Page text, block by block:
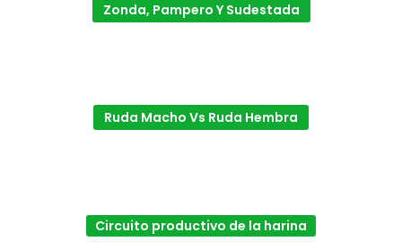
Zonda, Pampero Y Sudestada
Ruda Macho Vs Ruda Hembra
Circuito productivo de la harina